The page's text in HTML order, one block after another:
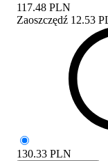
117.48 PLN
Zaoszczędź 12.53
130.33 PLN